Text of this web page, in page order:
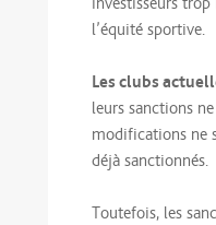
l’équité sportive.
Les clubs
leurs sanctions
modifications ne
déjà sanctionnés.
Toutefois, les